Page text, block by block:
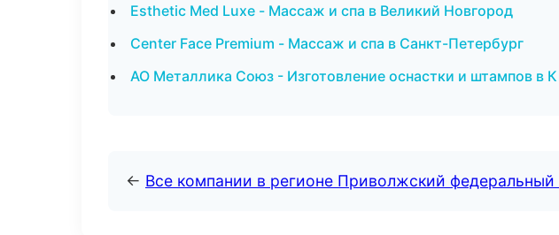
Esthetic Med Luxe - Массаж и спа в Великий Новгород
Center Face Premium - Массаж и спа в Санкт-Петербург
АО Металлика Союз - Изготовление оснастки и штампов в
← Все компании в регионе Приволжский федеральный